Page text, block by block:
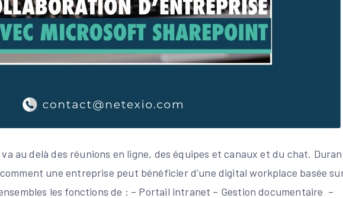
au delà des réunions en ligne, des équipes et canaux et du chat.
une entreprise peut bénéficier d’une digital workplace basée
les fonctions de : – Portail intranet – Gestion documentaire –